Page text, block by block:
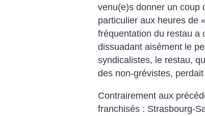
venu(e)s donner un coup
particulier aux heures de «
fréquentation du restau a
dissuadant aisément le
syndicalistes, le restau,
des non-grévistes,
Contrairement aux
franchisés : Strasbourg-